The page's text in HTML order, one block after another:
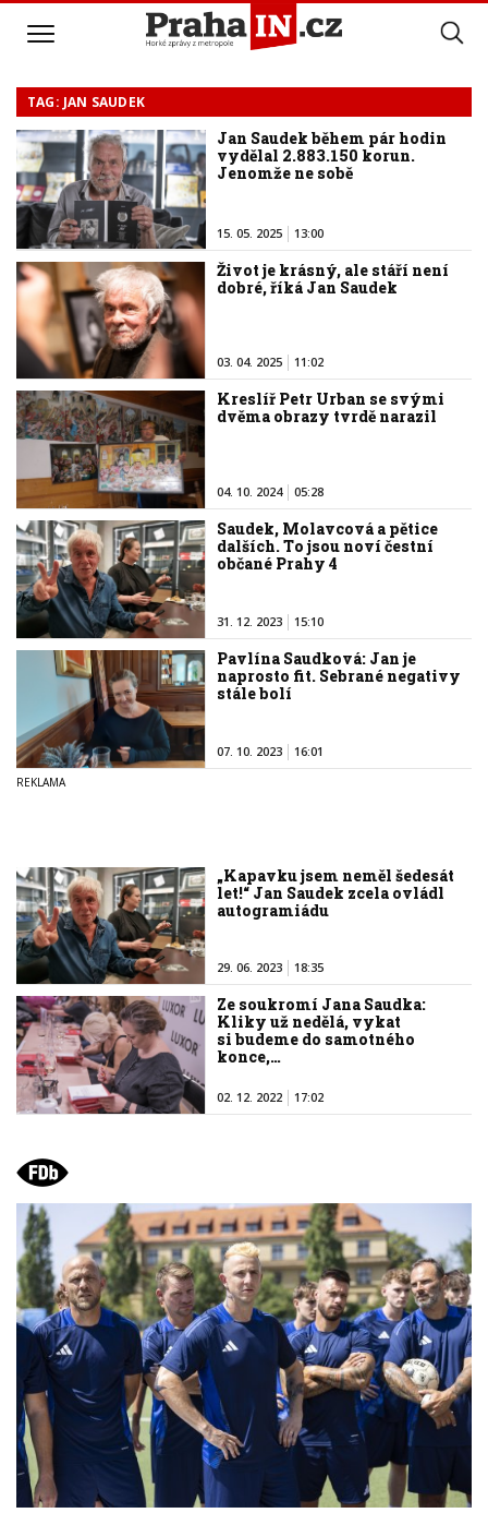
TAG: JAN SAUDEK
Jan Saudek během pár hodin
vydělal 2.883.150 korun.
Jenomže ne sobě
15. 05. 2025 13:00
Život je krásný, ale stáří není
dobré, říká Jan Saudek
03. 04. 2025 11:02
Kreslíř Petr Urban se svými
dvěma obrazy tvrdě narazil
04. 10. 2024 05:28
Saudek, Molavcová a pětice
dalších. To jsou noví čestní
občané Prahy 4
31. 12. 2023 15:10
Pavlína Saudková: Jan je
naprosto fit. Sebrané negativy
stále bolí
07. 10. 2023 16:01
„Kapavku jsem neměl šedesát
let!“ Jan Saudek zcela ovládl
autogramiádu
29. 06. 2023 18:35
Ze soukromí Jana Saudka:
Kliky už nedělá, vykat
si budeme do samotného
konce,…
02. 12. 2022 17:02